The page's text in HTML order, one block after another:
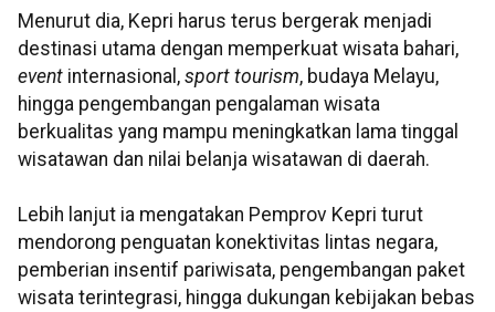
Menurut dia, Kepri harus terus bergerak menjadi
destinasi utama dengan memperkuat wisata bahari,
event internasional, sport tourism, budaya Melayu,
hingga pengembangan pengalaman wisata
berkualitas yang mampu meningkatkan lama tinggal
wisatawan dan nilai belanja wisatawan di daerah.
Lebih lanjut ia mengatakan Pemprov Kepri turut
mendorong penguatan konektivitas lintas negara,
pemberian insentif pariwisata, pengembangan paket
wisata terintegrasi, hingga dukungan kebijakan bebas